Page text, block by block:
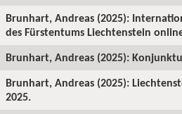
Brunhart, Andreas (2025):
des Fürstentums Liechtenstein
Brunhart, Andreas (2025):
Brunhart, Andreas (2025):
2025.